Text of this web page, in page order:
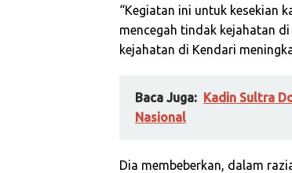
“Kegiatan ini untuk kesekian
mencegah tindak kejahatan
kejahatan di Kendari
Baca Juga: Kadin Sultra
Nasional
Dia membeberkan, dalam